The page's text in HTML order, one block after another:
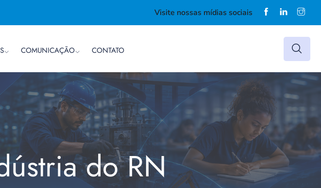
Visite nossas mídias sociais
COMUNICAÇÃO CONTATO
do RN